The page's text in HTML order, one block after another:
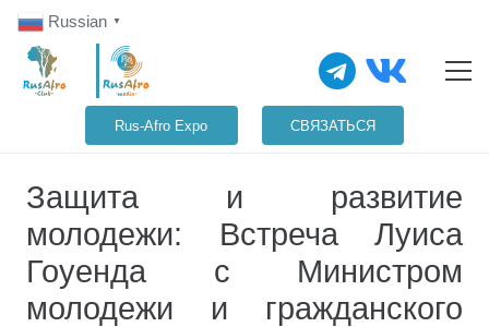
Russian ▼
Rus-Afro Expo СВЯЗАТЬСЯ
Защита и развитие
молодежи: Встреча Луиса
Гоуенда с Министром
молодежи и гражданского